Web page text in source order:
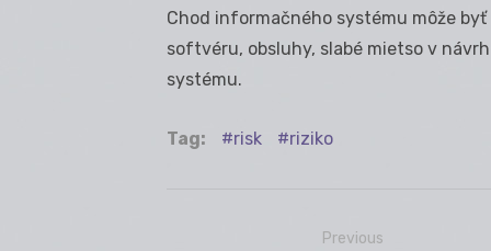
Chod informačného systému môže
softvéru, obsluhy, slabé mietso v
systému.
Tag: risk riziko
Previous